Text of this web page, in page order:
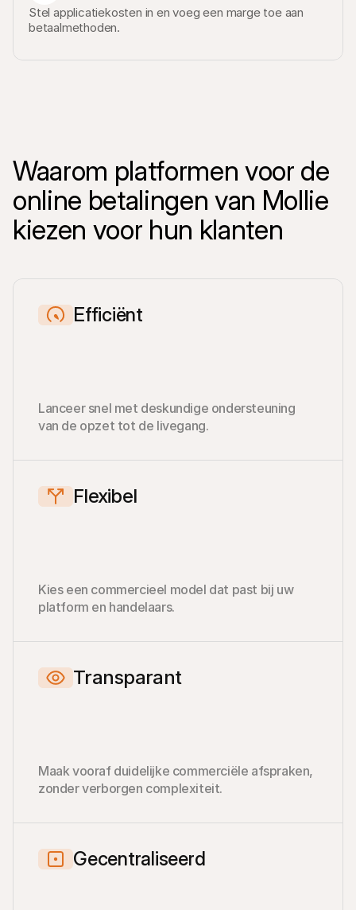
Stel applicatiekosten in en voeg een marge toe aan
betaalmethoden.
Waarom platformen voor de
online betalingen van Mollie
kiezen voor hun klanten
Efficiënt
Lanceer snel met deskundige ondersteuning
van de opzet tot de livegang.
Flexibel
Kies een commercieel model dat past bij uw
platform en handelaars.
Transparant
Maak vooraf duidelijke commerciële afspraken,
zonder verborgen complexiteit.
Gecentraliseerd